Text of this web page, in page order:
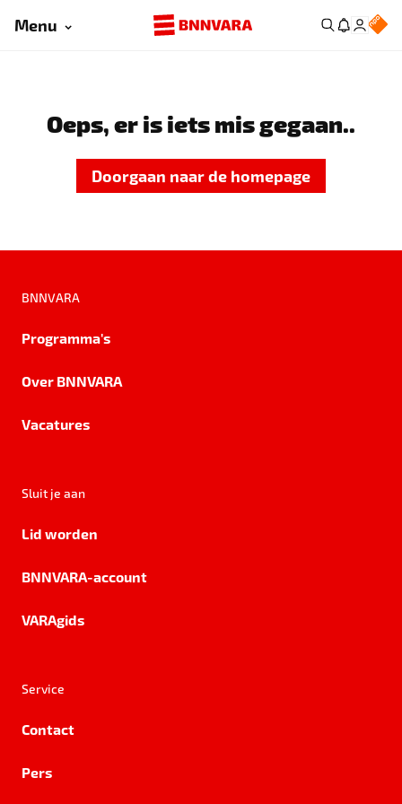
Menu
Oeps, er is iets mis gegaan..
Doorgaan naar de homepage
BNNVARA
Programma's
Over BNNVARA
Vacatures
Sluit je aan
Lid worden
BNNVARA-account
VARAgids
Service
Contact
Pers